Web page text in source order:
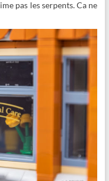
pas les serpents. Ca ne